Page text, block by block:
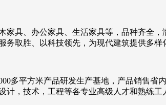
具、办公家具、生活家具等，品种齐全
取胜、以科技领先，为现代建筑提供多样
多平方米产品研发生产基地，产品销售省
，技术，工程等各专业高级人才和熟练工